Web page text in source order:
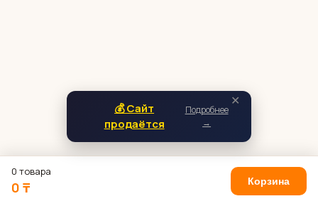
✕
💰 Сайт
продаётся
Подробнее
→
0 товара
0 ₸ Корзина